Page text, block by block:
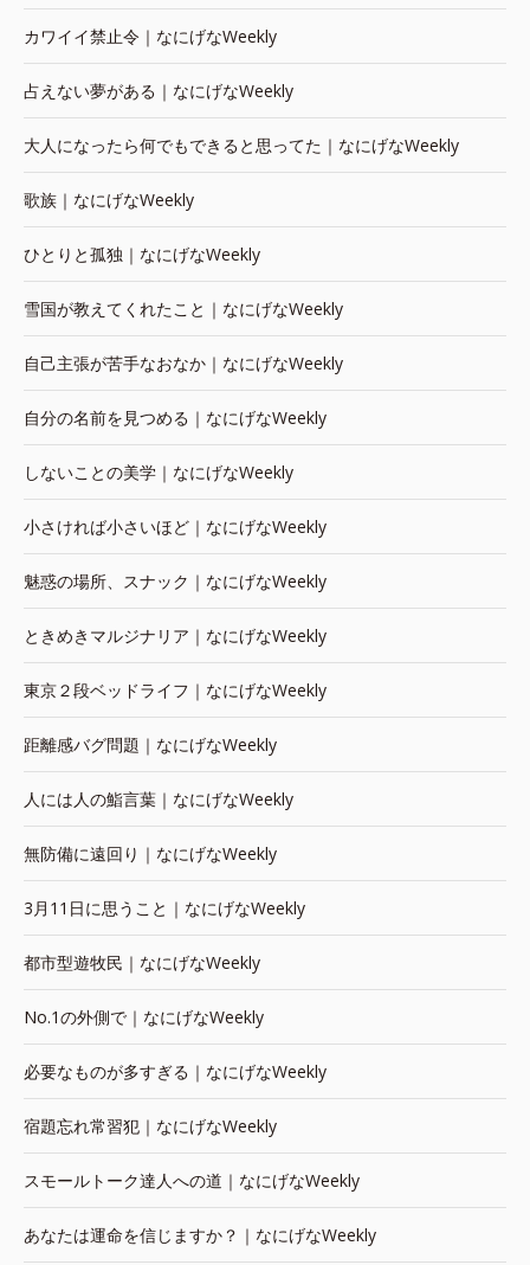
カワイイ禁止令｜なにげなWeekly
占えない夢がある｜なにげなWeekly
大人になったら何でもできると思ってた｜なにげなWeekly
歌族｜なにげなWeekly
ひとりと孤独｜なにげなWeekly
雪国が教えてくれたこと｜なにげなWeekly
自己主張が苦手なおなか｜なにげなWeekly
自分の名前を見つめる｜なにげなWeekly
しないことの美学｜なにげなWeekly
小さければ小さいほど｜なにげなWeekly
魅惑の場所、スナック｜なにげなWeekly
ときめきマルジナリア｜なにげなWeekly
東京２段ベッドライフ｜なにげなWeekly
距離感バグ問題｜なにげなWeekly
人には人の鮨言葉｜なにげなWeekly
無防備に遠回り｜なにげなWeekly
3月11日に思うこと｜なにげなWeekly
都市型遊牧民｜なにげなWeekly
No.1の外側で｜なにげなWeekly
必要なものが多すぎる｜なにげなWeekly
宿題忘れ常習犯｜なにげなWeekly
スモールトーク達人への道｜なにげなWeekly
あなたは運命を信じますか？｜なにげなWeekly